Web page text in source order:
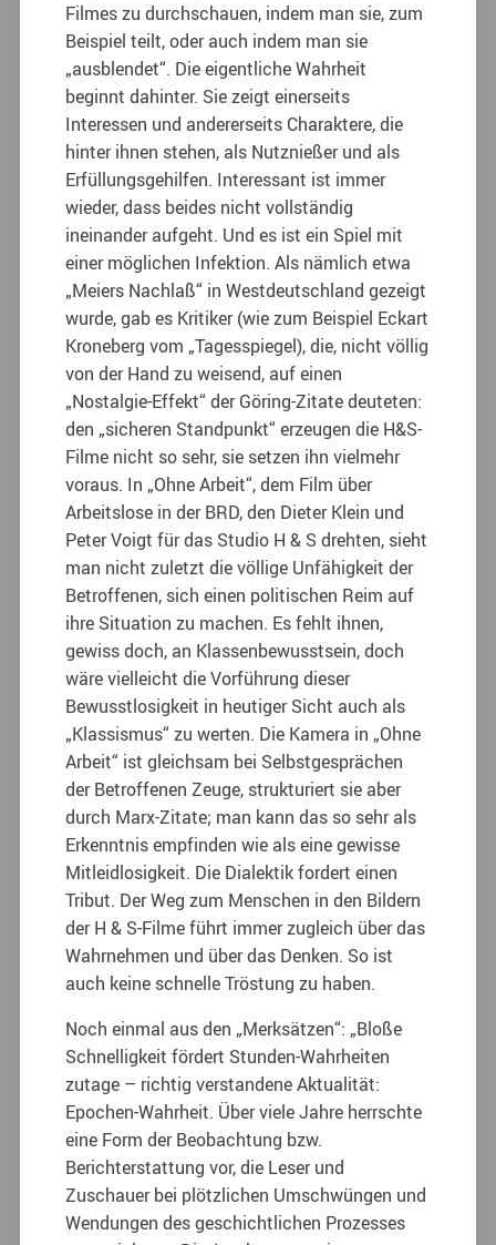
Filmes zu durchschauen, indem man sie, zum
Beispiel teilt, oder auch indem man sie
„ausblendet“. Die eigentliche Wahrheit
beginnt dahinter. Sie zeigt einerseits
Interessen und andererseits Charaktere, die
hinter ihnen stehen, als Nutznießer und als
Erfüllungsgehilfen. Interessant ist immer
wieder, dass beides nicht vollständig
ineinander aufgeht. Und es ist ein Spiel mit
einer möglichen Infektion. Als nämlich etwa
„Meiers Nachlaß“ in Westdeutschland gezeigt
wurde, gab es Kritiker (wie zum Beispiel Eckart
Kroneberg vom „Tagesspiegel), die, nicht völlig
von der Hand zu weisend, auf einen
„Nostalgie-Effekt“ der Göring-Zitate deuteten:
den „sicheren Standpunkt“ erzeugen die H&S-
Filme nicht so sehr, sie setzen ihn vielmehr
voraus. In „Ohne Arbeit“, dem Film über
Arbeitslose in der BRD, den Dieter Klein und
Peter Voigt für das Studio H & S drehten, sieht
man nicht zuletzt die völlige Unfähigkeit der
Betroffenen, sich einen politischen Reim auf
ihre Situation zu machen. Es fehlt ihnen,
gewiss doch, an Klassenbewusstsein, doch
wäre vielleicht die Vorführung dieser
Bewusstlosigkeit in heutiger Sicht auch als
„Klassismus“ zu werten. Die Kamera in „Ohne
Arbeit“ ist gleichsam bei Selbstgesprächen
der Betroffenen Zeuge, strukturiert sie aber
durch Marx-Zitate; man kann das so sehr als
Erkenntnis empfinden wie als eine gewisse
Mitleidlosigkeit. Die Dialektik fordert einen
Tribut. Der Weg zum Menschen in den Bildern
der H & S-Filme führt immer zugleich über das
Wahrnehmen und über das Denken. So ist
auch keine schnelle Tröstung zu haben.
Noch einmal aus den „Merksätzen“: „Bloße
Schnelligkeit fördert Stunden-Wahrheiten
zutage – richtig verstandene Aktualität:
Epochen-Wahrheit. Über viele Jahre herrschte
eine Form der Beobachtung bzw.
Berichterstattung vor, die Leser und
Zuschauer bei plötzlichen Umschwüngen und
Wendungen des geschichtlichen Prozesses